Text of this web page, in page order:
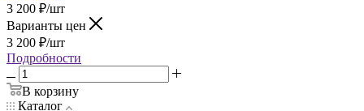
3 200 ₽/шт
Варианты цен
3 200 ₽/шт
Подробности
В корзину
Каталог